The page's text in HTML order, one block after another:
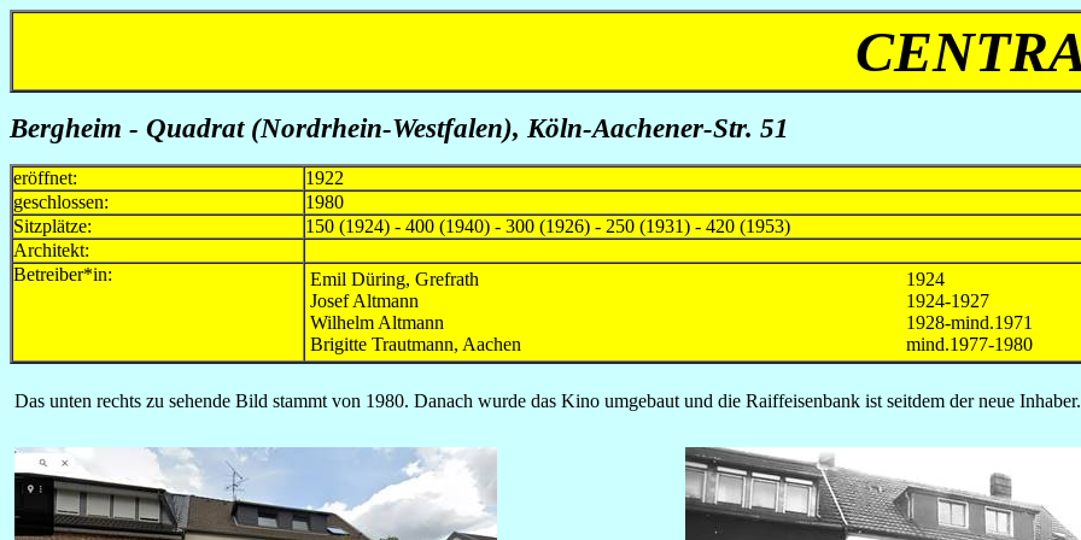
Bergheim - Quadrat (Nordrhein-Westfalen), Köln-Aachener-Str. 51
eröffnet:
1922
geschlossen:
1980
Sitzplätze:
150 (1924) - 400 (1940) - 300 (1926) - 250 (1931) - 420 (1953)
Architekt:
Betreiber*in:
Emil Düring, Grefrath
Josef Altmann
Wilhelm Altmann
Brigitte Trautmann, Aachen
1924
1924-1927
1928-mind.1971
mind.1977-1980
Das unten rechts zu sehende Bild stammt von 1980. Danach wurde das Kino umgebaut und die Raiffeisenbank ist seitdem der neue Inhaber.